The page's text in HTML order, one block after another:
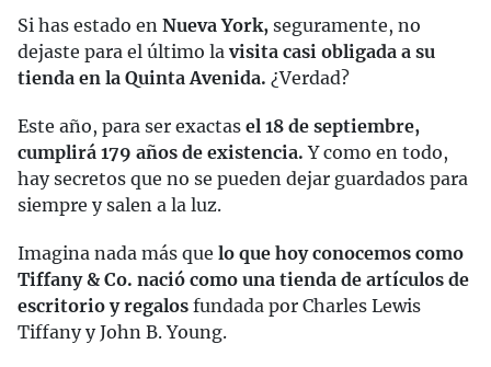
Si has estado en Nueva York, seguramente, no
dejaste para el último la visita casi obligada a su
tienda en la Quinta Avenida. ¿Verdad?
Este año, para ser exactas el 18 de septiembre,
cumplirá 179 años de existencia. Y como en todo,
hay secretos que no se pueden dejar guardados para
siempre y salen a la luz.
Imagina nada más que lo que hoy conocemos como
Tiffany & Co. nació como una tienda de artículos de
escritorio y regalos fundada por Charles Lewis
Tiffany y John B. Young.